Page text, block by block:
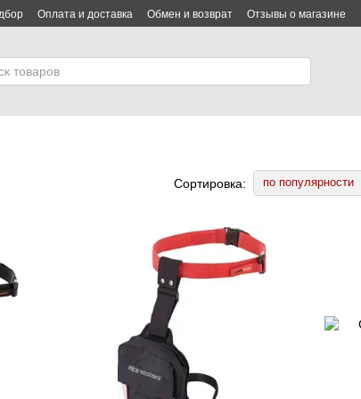
Оплата и доставка Обмен и возврат Отзывы о магазине
Сортировка: по популярности